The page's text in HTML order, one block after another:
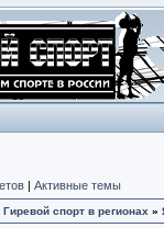
| Активные темы
Гиревой спорт в регионах »